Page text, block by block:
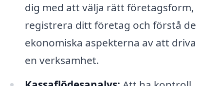
dig med att välja rätt företagsform,
registrera ditt företag och förstå de
ekonomiska aspekterna av att driva
en verksamhet.